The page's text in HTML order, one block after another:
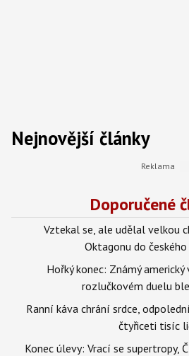
Nejnovější články
Doporučené
Vztekal se, ale udělal velkou
Oktagonu do
Hořký konec: Známý
rozlučkovém duelu
Ranní káva chrání srdce,
čtyřiceti tisíc
Konec úlevy: Vrací se supertropy,